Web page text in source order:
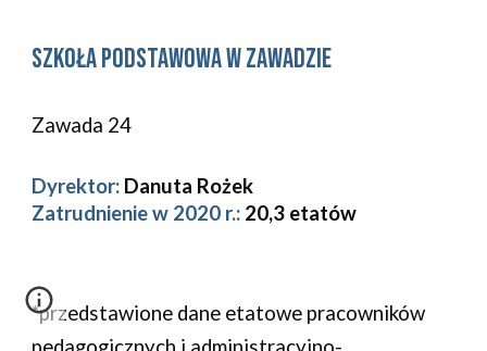
Szkoła Podstawowa w Zawadzie
Zawada 24
Dyrektor: Danuta Rożek
Zatrudnienie w 2020 r.: 20,3 etatów
*przedstawione dane etatowe pracowników